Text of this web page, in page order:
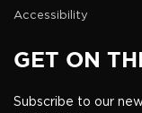
Accessibility
GET ON
Subscribe to our